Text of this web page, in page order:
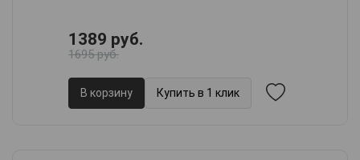
1389 руб.
1695 руб.
В корзину Купить в 1 клик